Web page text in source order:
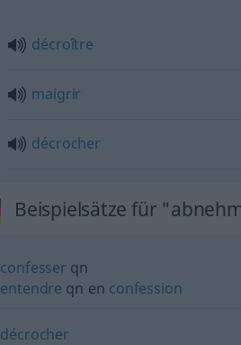
décroître
maigrir
décrocher
Beispielsätze für
confesser qn
entendre qn en confession
décrocher